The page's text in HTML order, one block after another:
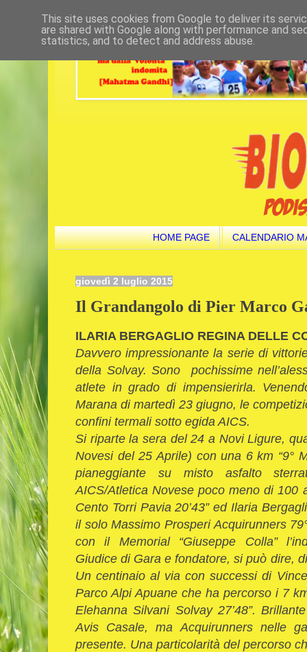
HOME PAGE CALENDARIO
giovedì 2 luglio 2015
Il Grandangolo di Pier Marco
ILARIA BERGAGLIO REGINA DELLE
Davvero impressionante la serie di
della Solvay. Sono pochissime
atlete in grado di impensierirla.
Marana di martedì 23 giugno, le
confini termali sotto egida AICS.
Si riparte la sera del24 a Novi Ligure,
Novesi del 25 Aprile) con una 6 km “9°
pianeggiante su misto asfalto
AICS/Atletica Novese poco meno di 100
Cento Torri Pavia 20’43” ed Ilaria
il solo Massimo Prosperi Acquirunners
con il Memorial “Giuseppe Colla”
Giudice di Gara e fondatore, si può dire,
Un centinaio al via con successi di
Parco Alpi Apuane che ha percorso i 7
Elehanna Silvani Solvay 27’48”.
Avis Casale, ma Acquirunners nelle
presente. Una particolarità del percorso
This site uses cookies from Google to deliver its
are shared with Google along with performance and
statistics, and to detect and address abuse.